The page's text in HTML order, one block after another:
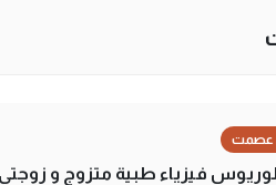
عصمت
فيزياء طبية متزوج و